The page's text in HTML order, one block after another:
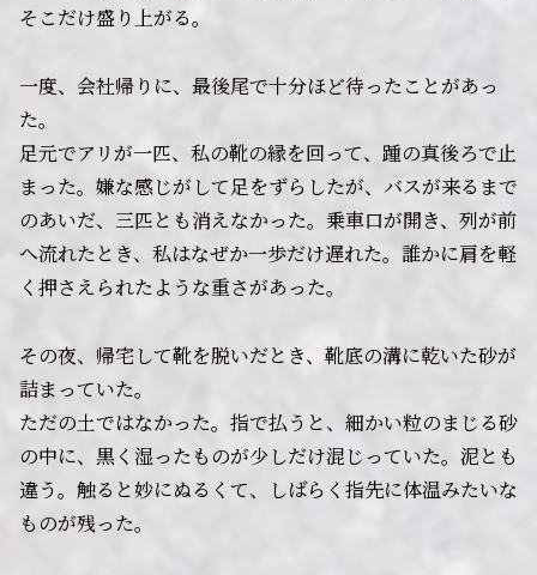
そこだけ盛り上がる。
一度、会社帰りに、最後尾で十分ほど待ったことがあっ
た。
足元でアリが一匹、私の靴の縁を回って、踵の真後ろで止
まった。嫌な感じがして足をずらしたが、バスが来るまで
のあいだ、三匹とも消えなかった。乗車口が開き、列が前
へ流れたとき、私はなぜか一歩だけ遅れた。誰かに肩を軽
く押さえられたような重さがあった。
その夜、帰宅して靴を脱いだとき、靴底の溝に乾いた砂が
詰まっていた。
ただの土ではなかった。指で払うと、細かい粒のまじる砂
の中に、黒く湿ったものが少しだけ混じっていた。泥とも
違う。触ると妙にぬるくて、しばらく指先に体温みたいな
ものが残った。